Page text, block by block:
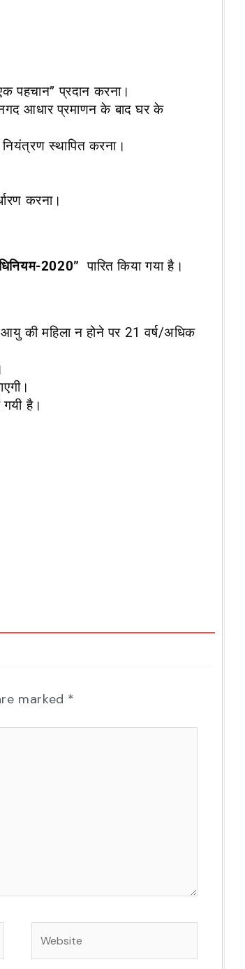
पहचान” प्रदान करना।
आधार प्रमाणन के बाद घर के
स्थापित करना।
करना।
2020” पारित किया गया है।
की महिला न होने पर 21 वर्ष/अधिक
है।
marked *